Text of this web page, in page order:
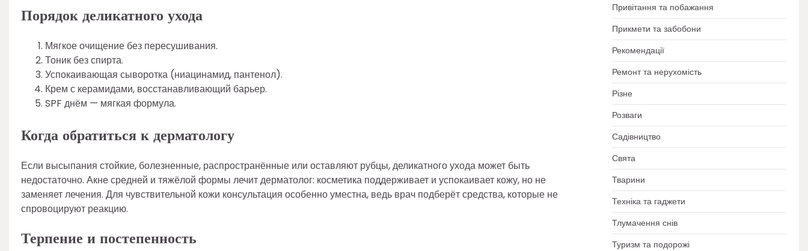
Порядок деликатного ухода
Мягкое очищение без пересушивания.
Тоник без спирта.
Успокаивающая сыворотка (ниацинамид, пантенол).
Крем с керамидами, восстанавливающий барьер.
SPF днём — мягкая формула.
Когда обратиться к дерматологу
Если высыпания стойкие, болезненные, распространённые или оставляют рубцы, деликатного ухода может быть
недостаточно. Акне средней и тяжёлой формы лечит дерматолог: косметика поддерживает и успокаивает кожу, но не
заменяет лечения. Для чувствительной кожи консультация особенно уместна, ведь врач подберёт средства, которые не
спровоцируют реакцию.
Терпение и постепенность
Привітання та побажання
Прикмети та забобони
Рекомендації
Ремонт та нерухомість
Різне
Розваги
Садівництво
Свята
Тварини
Техніка та гаджети
Тлумачення снів
Туризм та подорожі